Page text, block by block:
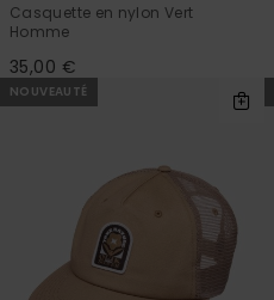
Casquette en nylon Vert
Homme
35,00 €
NOUVEAUTÉ